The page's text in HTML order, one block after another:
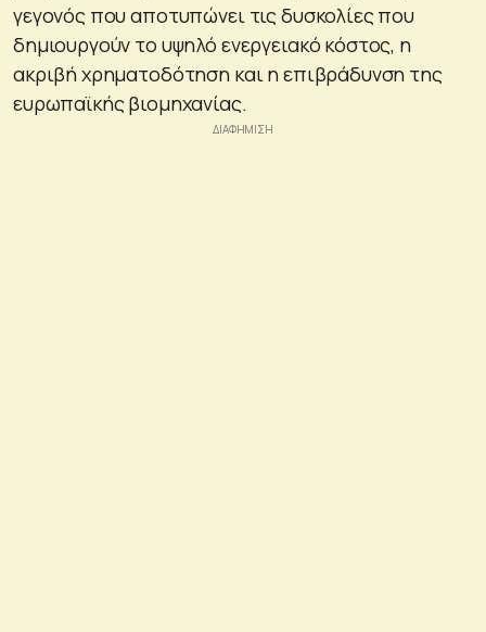
γεγονός που αποτυπώνει τις δυσκολίες που
δημιουργούν το υψηλό ενεργειακό κόστος, η
ακριβή χρηματοδότηση και η επιβράδυνση της
ευρωπαϊκής βιομηχανίας.